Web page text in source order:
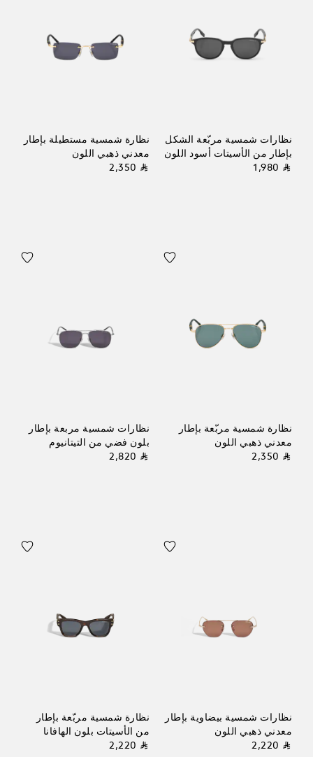
نظارات شمسية مربّعة الشكل
بإطار من الأسيتات أسود اللون
⃁ 1,980
نظارة شمسية مستطيلة بإطار
معدني ذهبي اللون
⃁ 2,350
نظارة شمسية مربّعة بإطار
معدني ذهبي اللون
⃁ 2,350
نظارات شمسية مربعة بإطار
بلون فضي من التيتانيوم
⃁ 2,820
نظارات شمسية بيضاوية بإطار
معدني ذهبي اللون
⃁ 2,220
نظارة شمسية مربّعة بإطار
من الأسيتات بلون الهافانا
⃁ 2,220